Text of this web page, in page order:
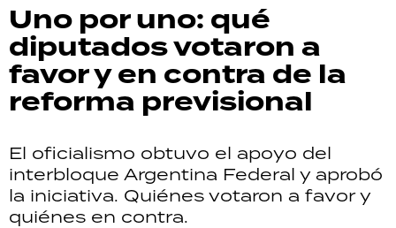
Uno por uno: qué
diputados votaron a
favor y en contra de la
reforma previsional
El oficialismo obtuvo el apoyo del
interbloque Argentina Federal y aprobó
la iniciativa. Quiénes votaron a favor y
quiénes en contra.
ACTUALIDAD
POLICIALES
ECONOMÍA
GRAN HERMANO
SALUD